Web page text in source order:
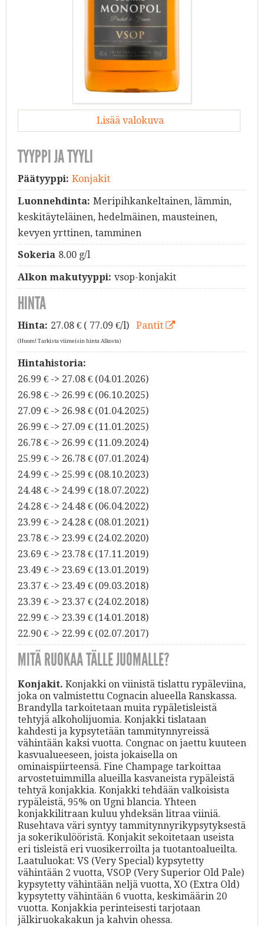
Lisää valokuva
TYYPPI JA TYYLI
Päätyyppi: Konjakit
Luonnehdinta: Meripihkankeltainen, lämmin,
keskitäyteläinen, hedelmäinen, mausteinen,
kevyen yrttinen, tamminen
Sokeria 8.00 g/l
Alkon makutyyppi: vsop-konjakit
HINTA
Hinta: 27.08€ ( 77.09 €/l) Pantit
(Huom! Tarkista viimeisin hinta Alkosta)
Hintahistoria:
26.99 € -> 27.08 € (04.01.2026)
26.98 € -> 26.99 € (06.10.2025)
27.09 € -> 26.98 € (01.04.2025)
26.99 € -> 27.09 € (11.01.2025)
26.78 € -> 26.99 € (11.09.2024)
25.99 € -> 26.78 € (07.01.2024)
24.99 € -> 25.99 € (08.10.2023)
24.48 € -> 24.99 € (18.07.2022)
24.28 € -> 24.48 € (06.04.2022)
23.99 € -> 24.28 € (08.01.2021)
23.78 € -> 23.99 € (24.02.2020)
23.69 € -> 23.78 € (17.11.2019)
23.49 € -> 23.69 € (13.01.2019)
23.37 € -> 23.49 € (09.03.2018)
23.39 € -> 23.37 € (24.02.2018)
22.99 € -> 23.39 € (14.01.2018)
22.90 € -> 22.99 € (02.07.2017)
MITÄ RUOKAA TÄLLE JUOMALLE?
Konjakit. Konjakki on viinistä tislattu rypäleviina,
joka on valmistettu Cognacin alueella Ranskassa.
Brandylla tarkoitetaan muita rypäletisleistä
tehtyjä alkoholijuomia. Konjakki tislataan
kahdesti ja kypsytetään tammitynnyreissä
vähintään kaksi vuotta. Congnac on jaettu kuuteen
kasvualueeseen, joista jokaisella on
ominaispiirteensä. Fine Champage tarkoittaa
arvostetuimmilla alueilla kasvaneista rypäleistä
tehtyä konjakkia. Konjakki tehdään valkoisista
rypäleistä, 95% on Ugni blancia. Yhteen
konjakkilitraan kuluu yhdeksän litraa viiniä.
Rusehtava väri syntyy tammitynnyrikypsytyksestä
ja sokerikulööristä. Konjakit sekoitetaan useista
eri tisleistä eri vuosikerroilta ja tuotantoalueilta.
Laatuluokat: VS (Very Special) kypsytetty
vähintään 2 vuotta, VSOP (Very Superior Old Pale)
kypsytetty vähintään neljä vuotta, XO (Extra Old)
kypsytetty vähintään 6 vuotta, keskimäärin 20
vuotta. Konjakkia perinteisesti tarjotaan
jälkiruokakakun ja kahvin ohessa.